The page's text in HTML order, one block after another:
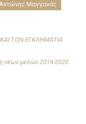
Μαγγανάς
ΤΟΝ ΕΓΚΛΗΜΑΤΙΑ
νέων μελών 2019-2020